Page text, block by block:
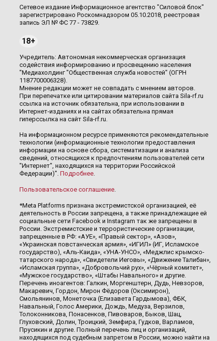
Сетевое издание Информационное агентство "Силовой блок"
зарегистрировано Роскомнадзором 05.10.2018, реестровая
запись ЭЛ № ФС 77 - 73829.
18+
Учредитель: Автономная некоммерческая организация
содействия информированию и просвещению населения
"Медиахолдинг "Общественная служба новостей" (ОГРН
1187700006328).
Мнение редакции может не совпадать с мнением авторов.
При перепечатке или цитировании материалов сайта Sila-rf.ru
ссылка на источник обязательна, при использовании в
Интернет-изданиях и на сайтах обязательна прямая
гиперссылка на сайт Sila-rf.ru.
На информационном ресурсе применяются рекомендательные
технологии (информационные технологии предоставления
информации на основе сбора, систематизации и анализа
сведений, относящихся к предпочтениям пользователей сети
"Интернет", находящихся на территории Российской
Федерации)". Подробнее
Пользовательское соглашение
*Meta Platforms признана экстремистской организацией, её
деятельность в России запрещена, а также принадлежащие ей
социальные сети Facebook и Instagram так же запрещены в
России. Экстремистские и террористические организации,
запрещенные в РФ: «АУЕ», «Правый сектор», «Азов»,
«Украинская повстанческая армия», «ИГИЛ» (ИГ, Исламское
государство), «Аль-Каида», «УНА-УНСО», «Меджлис крымско-
татарского народа», «Свидетели Иеговы», «Движение Талибан»,
«Исламская группа», «Добровольчий рух», «Чёрный комитет»,
«Мужское государство», «Штабы Навального» и другие.
Перечень иноагентов: Галкин, Моргенштерн, Дудь, Невзоров,
Макаревич, Гордон, Мирон Фёдоров (Оксимирон),
Смольянинов, Монеточка (Елизавета Гардымова), ФБК,
Навальный, Голос Америки, Дождь, Медуза, Верзилов,
Толоконникова, Понасенков, Пивоваров, Быков, Шац,
Глуховский, Долин, Троицкий, Земфира, Гудков, Варламов,
Прусикин и другие. Полный перечень лиц и организаций,
находящихся под судебным запретом в России, можно найти на